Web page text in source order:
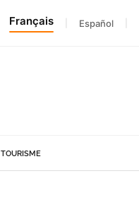
Français Español
TOURISME